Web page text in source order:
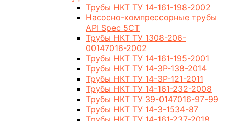
Трубы НКТ ТУ 14-161-198-2002
Насосно-компрессорные трубы
API Spec 5CT
Трубы НКТ ТУ 1308-206-
00147016-2002
Трубы НКТ ТУ 14-161-195-2001
Трубы НКТ ТУ 14-3Р-138-2014
Трубы НКТ ТУ 14-3Р-121-2011
Трубы НКТ ТУ 14-161-232-2008
Трубы НКТ ТУ 39-0147016-97-99
Трубы НКТ ТУ 14-3-1534-87